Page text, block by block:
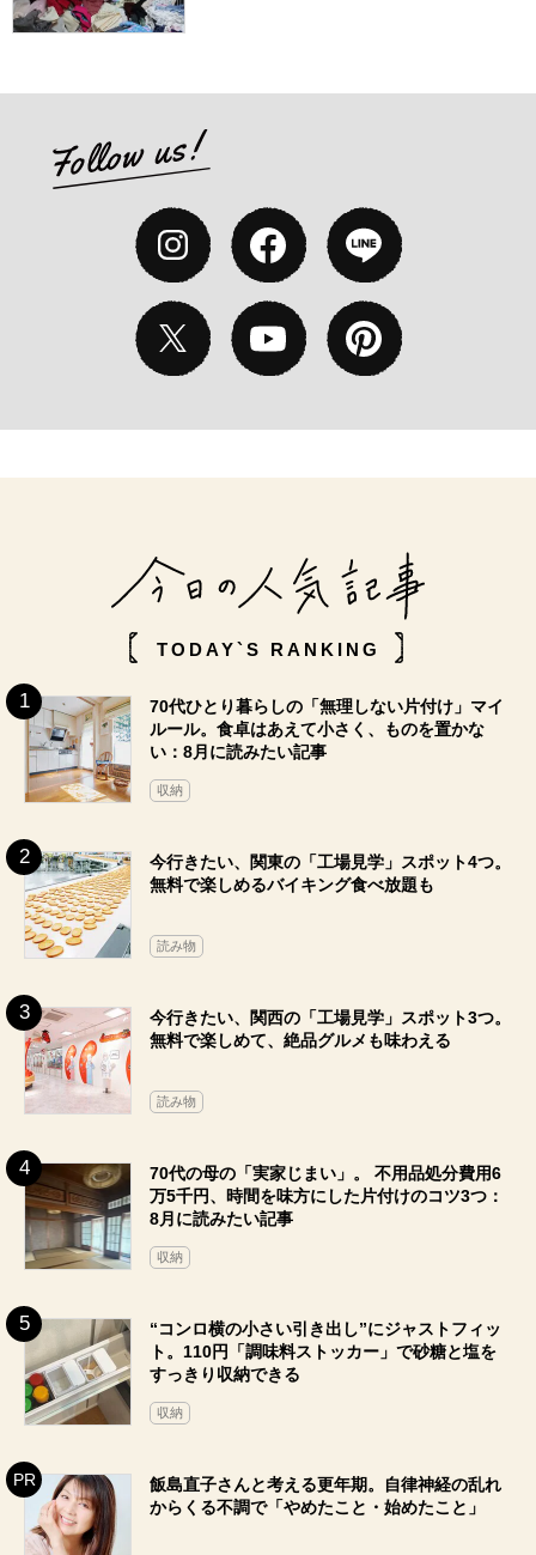
TODAY`S RANKING
70代ひとり暮らしの「無理しない片付け」マイ
ルール。食卓はあえて小さく、ものを置かな
い：8月に読みたい記事
収納
今行きたい、関東の「工場見学」スポット4つ。
無料で楽しめるバイキング食べ放題も
読み物
今行きたい、関西の「工場見学」スポット3つ。
無料で楽しめて、絶品グルメも味わえる
読み物
70代の母の「実家じまい」。 不用品処分費用6
万5千円、時間を味方にした片付けのコツ3つ：
8月に読みたい記事
収納
“コンロ横の小さい引き出し”にジャストフィッ
ト。110円「調味料ストッカー」で砂糖と塩を
すっきり収納できる
収納
飯島直子さんと考える更年期。自律神経の乱れ
からくる不調で「やめたこと・始めたこと」